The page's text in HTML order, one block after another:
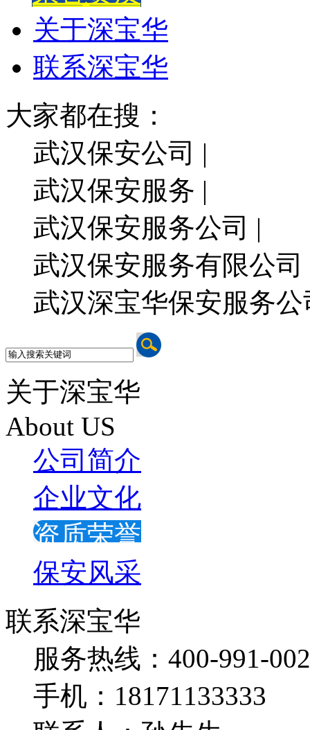
关于深宝华
联系深宝华
大家都在搜：
武汉保安公司 |
武汉保安服务 |
武汉保安服务公司 |
武汉保安服务有限公司
武汉深宝华保安服务公
关于深宝华
About US
公司简介
企业文化
资质荣誉
保安风采
联系深宝华
服务热线：400-991-
手机：18171133333